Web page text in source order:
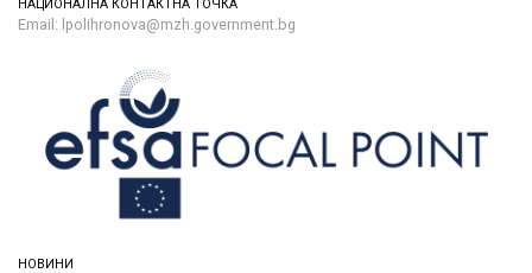
НАЦИОНАЛНА КОНТАКТНА ТОЧКА
Email: lpolihronova@mzh.government.bg
НОВИНИ